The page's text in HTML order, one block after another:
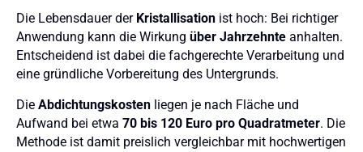
Die Lebensdauer der Kristallisation ist hoch: Bei richtiger
Anwendung kann die Wirkung über Jahrzehnteanhalten.
Entscheidend ist dabei die fachgerechte Verarbeitung und
eine gründliche Vorbereitung des Untergrunds.
Die Abdichtungskostenliegen je nach Fläche und
Aufwand bei etwa 70 bis 120 Euro pro Quadratmeter. Die
Methode ist damit preislich vergleichbar mit hochwertigen